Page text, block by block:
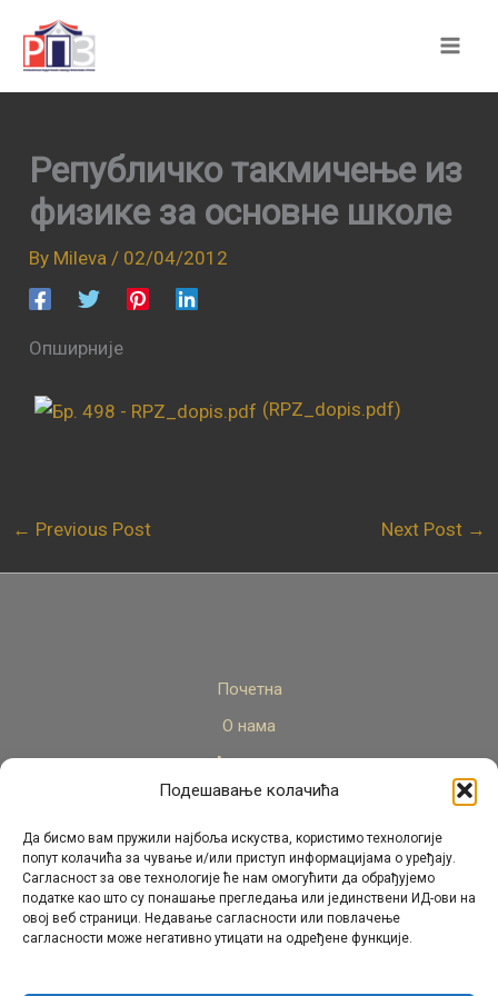
Подешавање колачића
Да бисмо вам пружили најбоља искуства, користимо технологије
попут колачића за чување и/или приступ информацијама о уређају.
Сагласност за ове технологије ће нам омогућити да обрађујемо
податке као што су понашање прегледања или јединствени ИД-ови на
овој веб страници. Недавање сагласности или повлачење
сагласности може негативно утицати на одређене функције.
content
Републичко такмичење из
физике за основне школе
By Mileva / 02/04/2012
Опширније
(RPZ_dopis.pdf)
← Previous Post Next Post →
Почетна
О нама
Актуелно
Стручни кадар
Пројекти
Архива
Контакт